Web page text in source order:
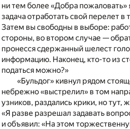
ни тем более «Добра
задача отработать свой перелет в
Затем вы свободны в выборе:
стороны, во втором случае —
пронесся сдержанный шелест
информацию. Наконец, кто-то из
податься можно?»
«Бульдог» кивнул рядом
небрежно «выстрелил» в том
узников, раздались крики, но
«Я разве разрешал задавать
и объявил: «На этом